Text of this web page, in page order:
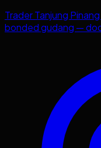
Trader Tanjung
bonded gudang —